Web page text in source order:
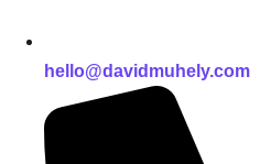
hello@davidmuhely.com